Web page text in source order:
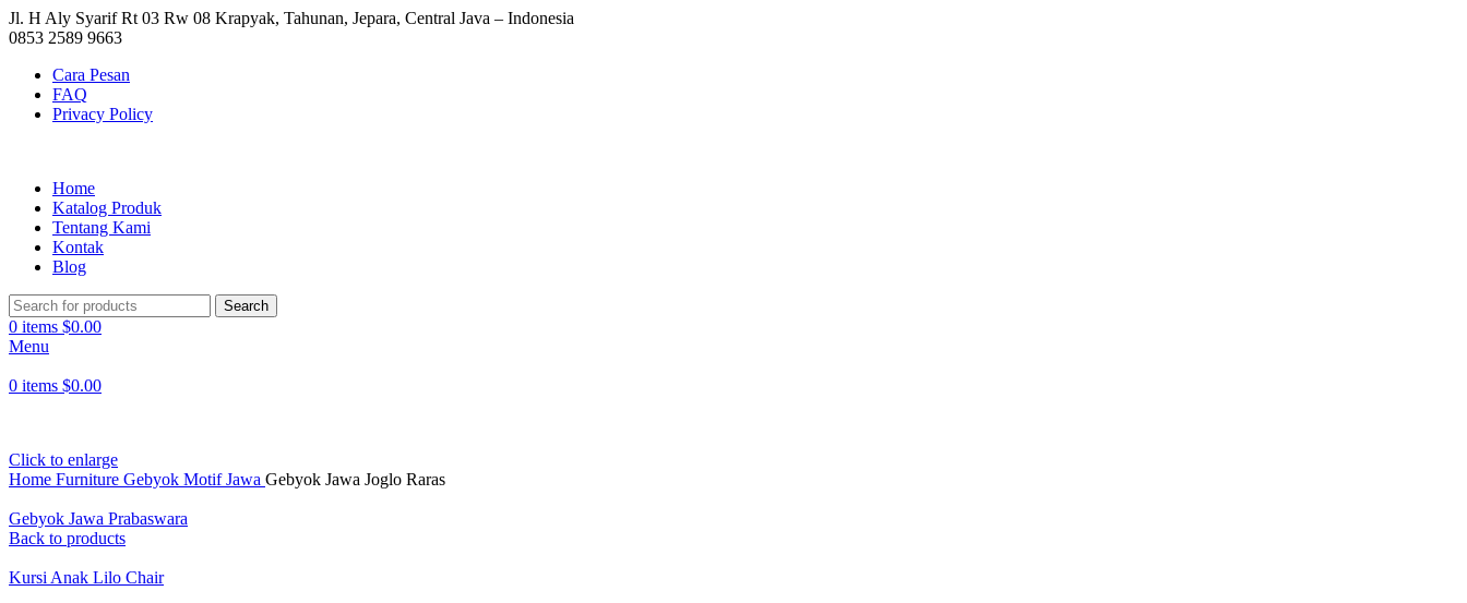
Jl. H Aly Syarif Rt 03 Rw 08 Krapyak, Tahunan, Jepara, Central Java – Indonesia
0853 2589 9663
Cara Pesan
FAQ
Privacy Policy
Home
Katalog Produk
Tentang Kami
Kontak
Blog
Search
0 items $0.00
Menu
0 items $0.00
Click to enlarge
Home Furniture Gebyok Motif Jawa Gebyok Jawa Joglo Raras
Gebyok Jawa Prabaswara
Back to products
Kursi Anak Lilo Chair